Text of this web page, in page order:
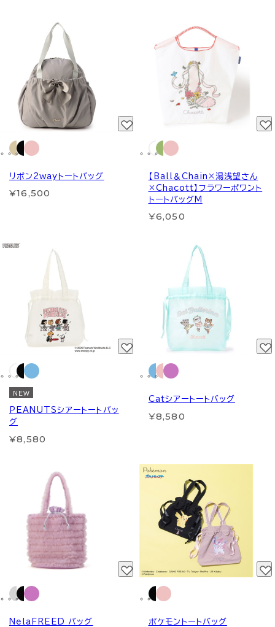
リボン2wayトートバッグ
¥16,500
【Ball＆Chain×湯浅望さん
×Chacott】フラワーポワント
トートバッグM
¥6,050
NEW
PEANUTSシアートートバッ
グ
¥8,580
Catシアートートバッグ
¥8,580
NelaFREED バッグ ポケモントートバッグ